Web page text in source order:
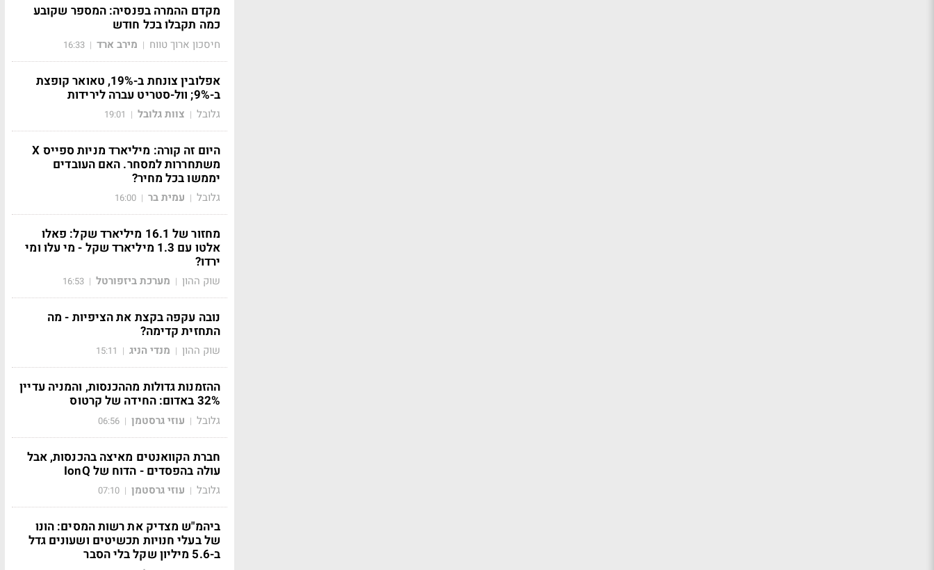
מקדם ההמרה בפנסיה: המספר שקובע
כמה תקבלו בכל חודש
חיסכון ארוך טווח | מירב ארד |
16:33
אפלובין צונחת ב-19%, טאואר קופצת
ב-9%; וול-סטריט עברה לירידות
גלובל | צוות גלובל |
19:01
היום זה קורה: מיליארד מניות ספייס X
משתחררות למסחר. האם העובדים
יממשו בכל מחיר?
גלובל | עמית בר |
16:00
מחזור של 16.1 מיליארד שקל: פאלו
אלטו עם 1.3 מיליארד שקל - מי עלו ומי
ירדו?
שוק ההון | מערכת ביזפורטל |
16:53
נובה עקפה בקצת את הציפיות - מה
התחזית קדימה?
שוק ההון | מנדי הניג |
15:11
ההזמנות גדולות מההכנסות, והמניה עדיין
32% באדום: החידה של קרטוס
גלובל | עוזי גרסטמן |
06:56
חברת הקוואנטים מאיצה בהכנסות, אבל
עולה בהפסדים - הדוח של IonQ
גלובל | עוזי גרסטמן |
07:10
ביהמ"ש מצדיק את רשות המסים: הונו
של בעלי חנויות תכשיטים ושעונים גדל
ב-5.6 מיליון שקל בלי הסבר